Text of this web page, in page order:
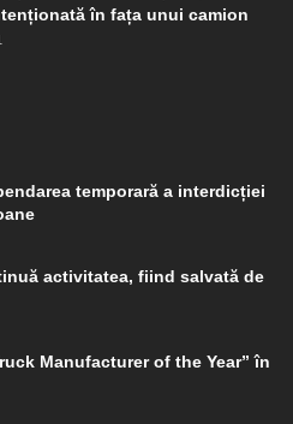
în fața unui camion
temporară a interdicției
activitatea, fiind salvată de
Manufacturer of the Year” în